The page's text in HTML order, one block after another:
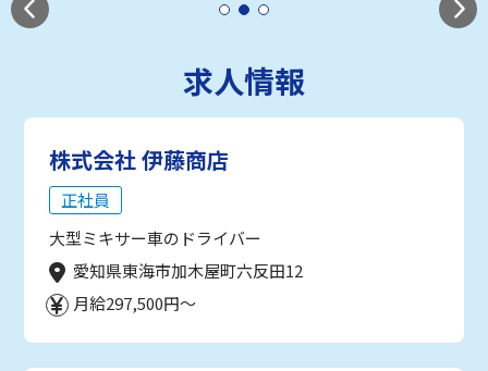
求人情報
株式会社 伊藤商店
正社員
大型ミキサー車のドライバー
愛知県東海市加木屋町六反田12
月給297,500円～